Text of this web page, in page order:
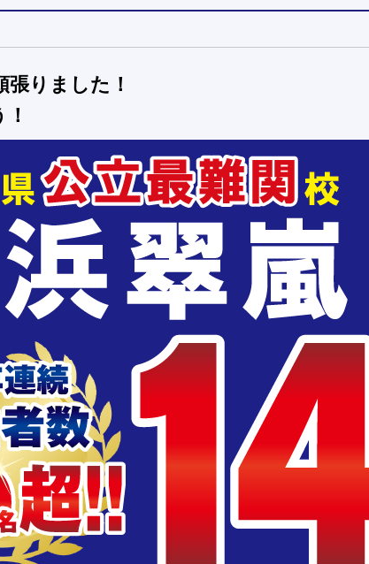
張りました！